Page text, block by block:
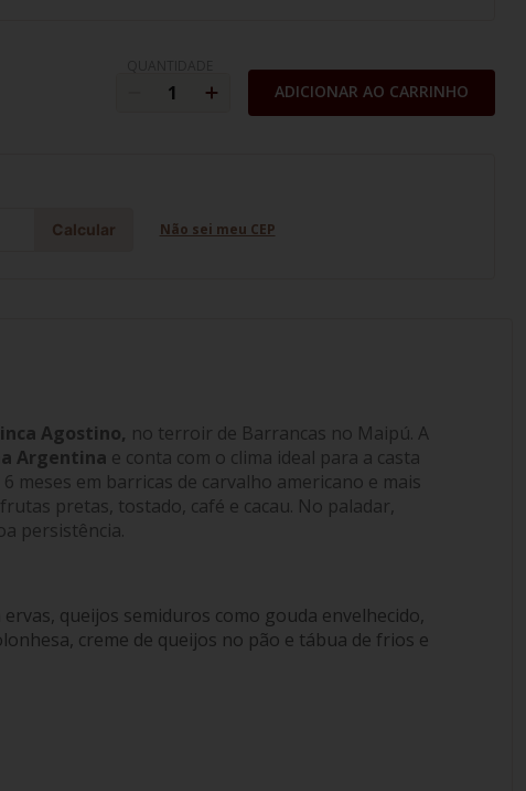
ADICIONAR AO CARRINHO
Calcular Não sei meu CEP
Agostino, no terroir de Barrancas no Maipú. A
Argentina e conta com o clima ideal para a casta
meses em barricas de carvalho americano e mais
pretas, tostado, café e cacau. No paladar,
persistência.
queijos semiduros como gouda envelhecido,
creme de queijos no pão e tábua de frios e